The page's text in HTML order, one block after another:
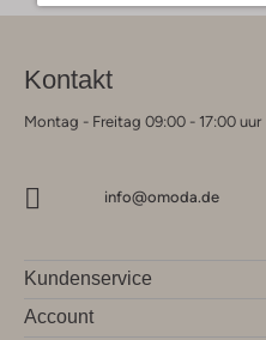
Kontakt
Montag - Freitag 09:00 - 17:00 uur
info@omoda.de
Kundenservice
Account